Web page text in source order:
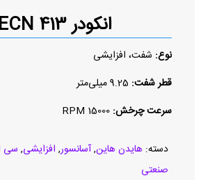
انکودر ECN 413
نوع: شفت، افزایشی
قطر شفت: 9.25 میلی‌متر
سرعت چرخش:15000 RPM
دسته:هایدن هاین,آسانسور, افزایشی, سی
صنعتی